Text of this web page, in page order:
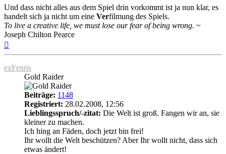
Und dass nicht alles aus dem Spiel drin vorkommt ist ja nun klar, es
handelt sich ja nicht um eine Verfilmung des Spiels.
To live a creative life, we must lose our fear of being wrong. ~
Joseph Chilton Pearce
exFenris
Gold Raider
Beiträge: 1148
Registriert: 28.02.2008, 12:56
Lieblingsspruch/-zitat: Die Welt ist groß. Fangen wir an, sie
kleiner zu machen.
Ich hing an Fäden, doch jetzt bin frei!
Ihr wollt die Welt beschützen? Aber Ihr wollt nicht, dass sich
etwas ändert!